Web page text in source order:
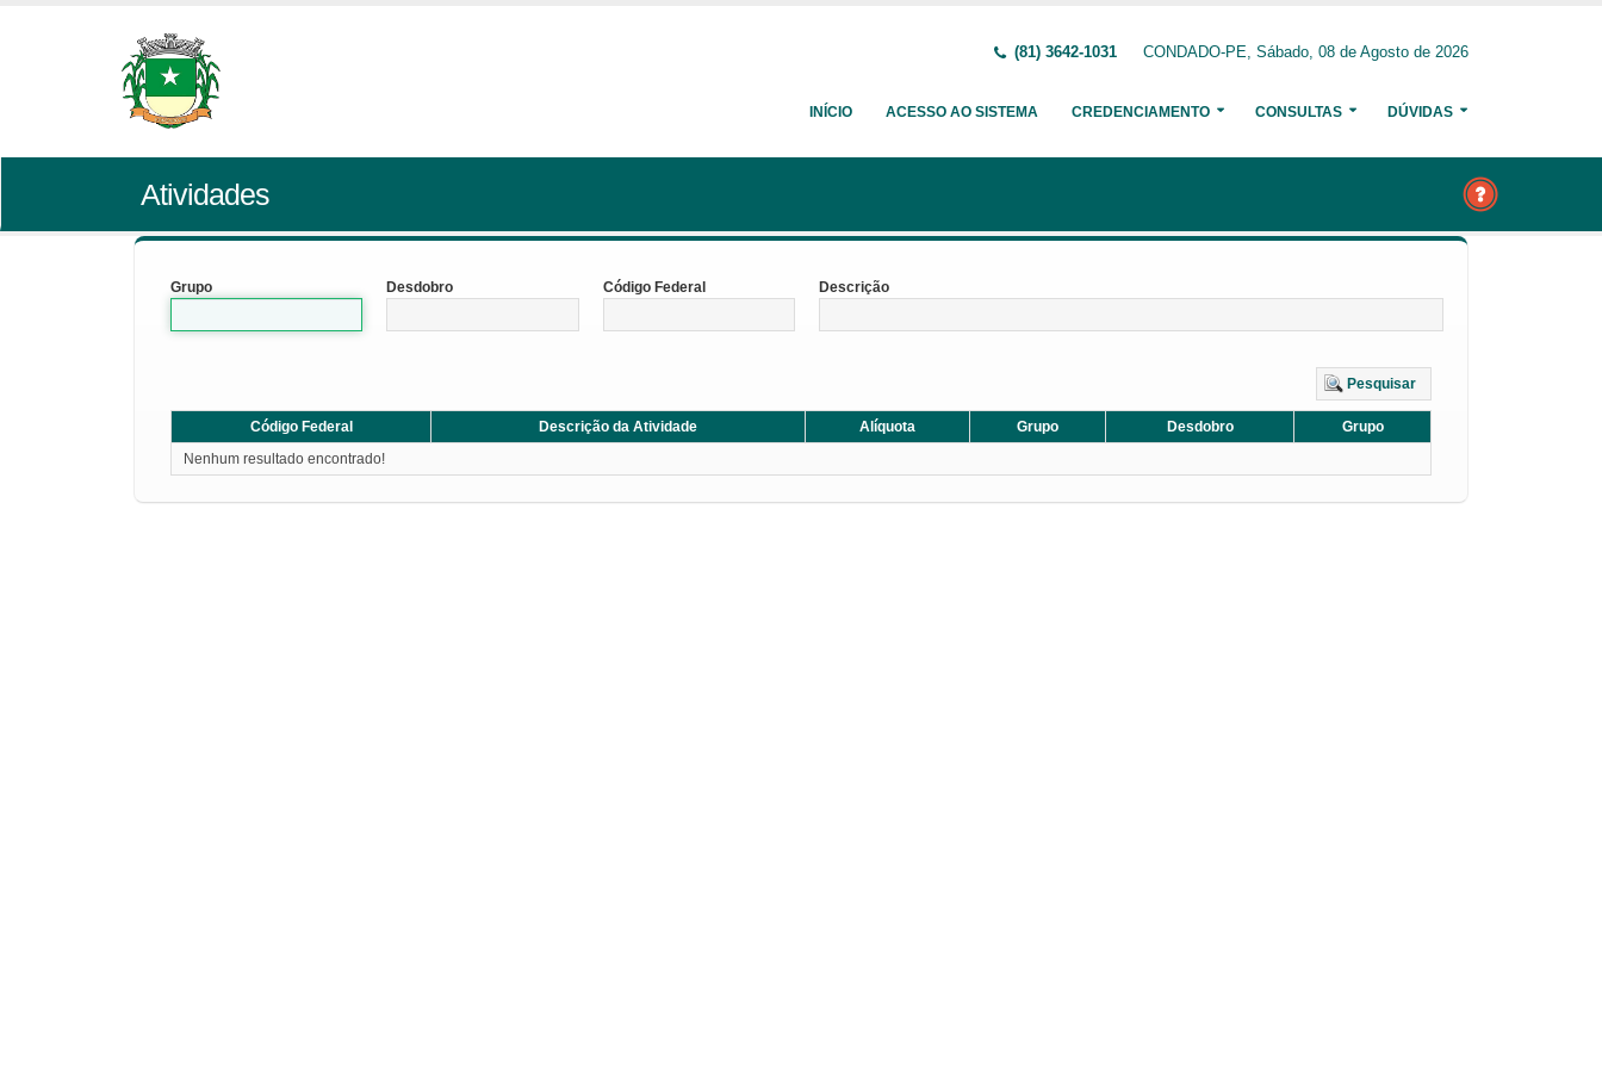
(81) 3642-1031 CONDADO-PE, Sábado, 08 de Agosto de 2026
INÍCIO ACESSO AO SISTEMA CREDENCIAMENTO CONSULTAS DÚVIDAS
Atividades
Grupo Desdobro Código Federal Descrição
Pesquisar
Código Federal Descrição da Atividade Alíquota Grupo Desdobro
Grupo
Nenhum resultado encontrado!